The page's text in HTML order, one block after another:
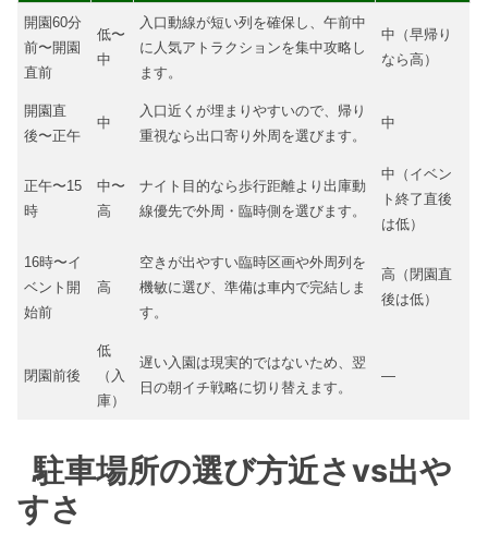
開園60分
前〜開園
直前
低〜
中
入口動線が短い列を確保し、午前中
に人気アトラクションを集中攻略し
ます。
中（早帰り
なら高）
開園直
後〜正午
中
入口近くが埋まりやすいので、帰り
重視なら出口寄り外周を選びます。
中
正午〜15
時
中〜
高
ナイト目的なら歩行距離より出庫動
線優先で外周・臨時側を選びます。
中（イベン
ト終了直後
は低）
16時〜イ
ベント開
始前
高
空きが出やすい臨時区画や外周列を
機敏に選び、準備は車内で完結しま
す。
高（閉園直
後は低）
閉園前後
低
（入
庫）
遅い入園は現実的ではないため、翌
日の朝イチ戦略に切り替えます。
—
駐車場所の選び方近さvs出や
すさ